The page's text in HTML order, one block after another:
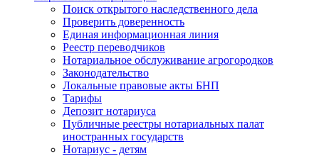
Поиск открытого наследственного дела
Проверить доверенность
Единая информационная линия
Реестр переводчиков
Нотариальное обслуживание агрогородков
Законодательство
Локальные правовые акты БНП
Тарифы
Депозит нотариуса
Публичные реестры нотариальных палат
иностранных государств
Нотариус - детям